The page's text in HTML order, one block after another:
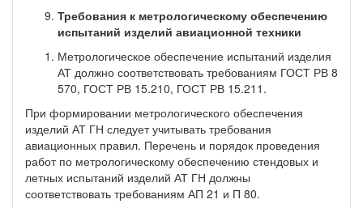
Требования к метрологическому обеспечению
испытаний изделий авиационной техники
Метрологическое обеспечение испытаний изделия
АТ должно соответствовать требованиям ГОСТ РВ 8
570, ГОСТ РВ 15.210, ГОСТ РВ 15.211.
При формировании метрологического обеспечения
изделий АТ ГН следует учитывать требования
авиационных правил. Перечень и порядок проведения
работ по метрологическому обеспечению стендовых и
летных испытаний изделий АТ ГН должны
соответствовать требованиям АП 21 и П 80.